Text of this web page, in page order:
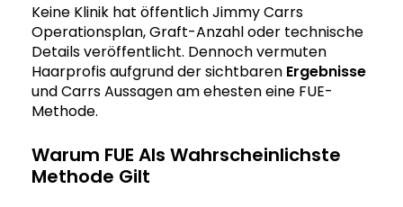
Keine Klinik hat öffentlich Jimmy Carrs
Operationsplan, Graft-Anzahl oder technische
Details veröffentlicht. Dennoch vermuten
Haarprofis aufgrund der sichtbaren Ergebnisse
und Carrs Aussagen am ehesten eine FUE-
Methode.
Warum FUE Als Wahrscheinlichste
Methode Gilt